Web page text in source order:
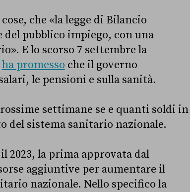
che «la legge di Bilancio
pubblico impiego, con una
E lo scorso 7 settembre la
ha promesso che il governo
le pensioni e sulla sanità.
settimane se e quanti soldi in
del sistema sanitario nazionale.
2023, la prima approvata dal
aggiuntive per aumentare il
nazionale. Nello specifico la